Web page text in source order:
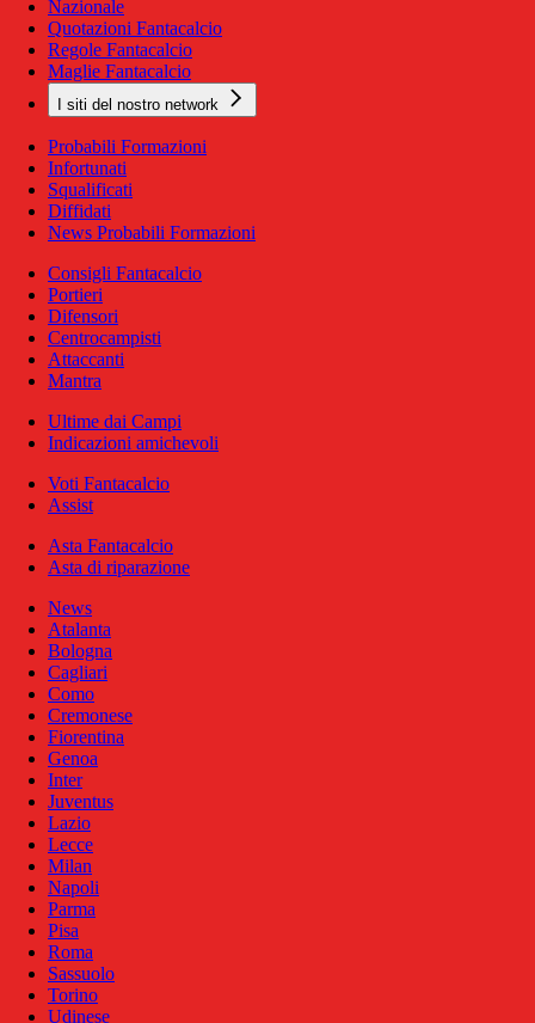
Nazionale
Quotazioni Fantacalcio
Regole Fantacalcio
Maglie Fantacalcio
I siti del nostro network
Probabili Formazioni
Infortunati
Squalificati
Diffidati
News Probabili Formazioni
Consigli Fantacalcio
Portieri
Difensori
Centrocampisti
Attaccanti
Mantra
Ultime dai Campi
Indicazioni amichevoli
Voti Fantacalcio
Assist
Asta Fantacalcio
Asta di riparazione
News
Atalanta
Bologna
Cagliari
Como
Cremonese
Fiorentina
Genoa
Inter
Juventus
Lazio
Lecce
Milan
Napoli
Parma
Pisa
Roma
Sassuolo
Torino
Udinese